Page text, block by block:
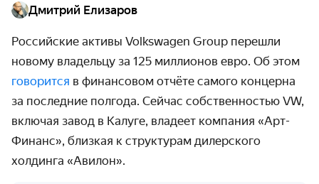
Дмитрий Елизаров
Российские активы Volkswagen Group перешли
новому владельцу за 125 миллионов евро. Об этом
говорится в финансовом отчёте самого концерна
за последние полгода. Сейчас собственностью VW,
включая завод в Калуге, владеет компания «Арт-
Финанс», близкая к структурам дилерского
холдинга «Авилон».